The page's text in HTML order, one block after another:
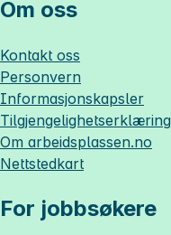
Om oss
Kontakt oss
Personvern
Informasjonskapsler
Tilgjengelighetserklæring
Om arbeidsplassen.no
Nettstedkart
For jobbsøkere